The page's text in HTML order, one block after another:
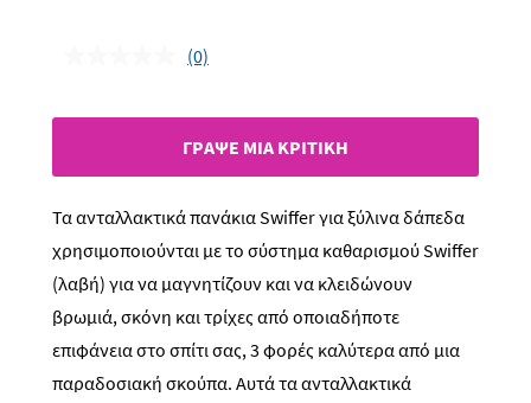
Δεν
αξιολόγησης.
Σύνδεσμος
ίδιας
σελίδας.
(0)
ΓΡAΨΕ ΜIΑ ΚΡΙΤΙΚH
Τα ανταλλακτικά πανάκια Swiffer για ξύλινα δάπεδα
χρησιμοποιούνται με το σύστημα καθαρισμού Swiffer
(λαβή) για να μαγνητίζουν και να κλειδώνουν
βρωμιά, σκόνη και τρίχες από οποιαδήποτε
επιφάνεια στο σπίτι σας, 3 φορές καλύτερα από μια
παραδοσιακή σκούπα. Αυτά τα ανταλλακτικά